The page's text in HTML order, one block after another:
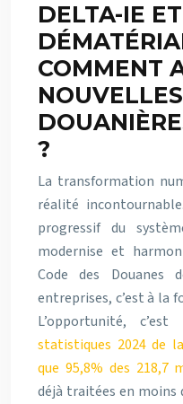
DELTA-IE ET
COMMENT
?
La transformation
réalité
progressif du
modernise et
Code des Douanes
entreprises, c’est à la
L’opportunité,
statistiques 2024 de
que 95,8% des 218,7
déjà traitées en moins